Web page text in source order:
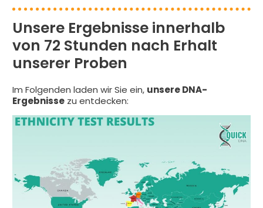
Unsere Ergebnisse innerhalb
von 72 Stunden nach Erhalt
unserer Proben
Im Folgenden laden wir Sie ein, unsere DNA-
Ergebnisse zu entdecken: